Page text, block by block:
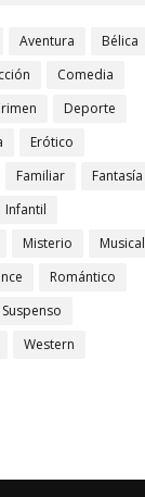
Aventura
Bélica
Comedia
Deporte
Erótico
Familiar
Fantasía
Infantil
Misterio
Musical
Romántico
Suspenso
Western